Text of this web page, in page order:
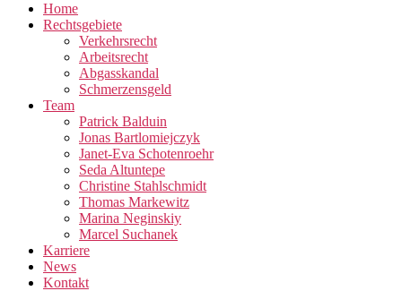
Home
Rechtsgebiete
Verkehrsrecht
Arbeitsrecht
Abgasskandal
Schmerzensgeld
Team
Patrick Balduin
Jonas Bartlomiejczyk
Janet-Eva Schotenroehr
Seda Altuntepe
Christine Stahlschmidt
Thomas Markewitz
Marina Neginskiy
Marcel Suchanek
Karriere
News
Kontakt